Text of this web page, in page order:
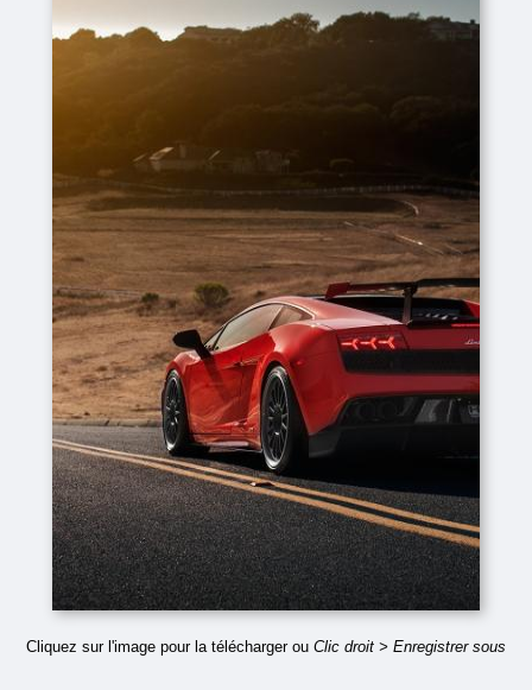
Cliquez sur l'image pour la télécharger ou Clic droit > Enregistrer sous